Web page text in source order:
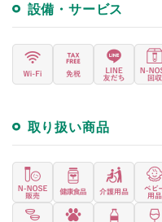
設備・サービス
取り扱い商品